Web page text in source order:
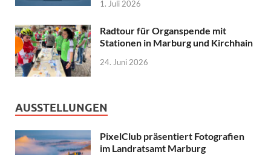
1. Juli 2026
Radtour für Organspende mit
Stationen in Marburg und Kirchhain
24. Juni 2026
AUSSTELLUNGEN
PixelClub präsentiert Fotografien
im Landratsamt Marburg